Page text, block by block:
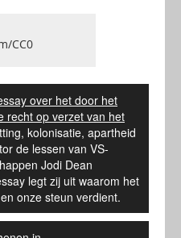
CC0
over het door het
recht op verzet van het
kolonisatie, apartheid
de lessen van VS-
Jodi Dean
legt zij uit waarom het
onze steun verdient.